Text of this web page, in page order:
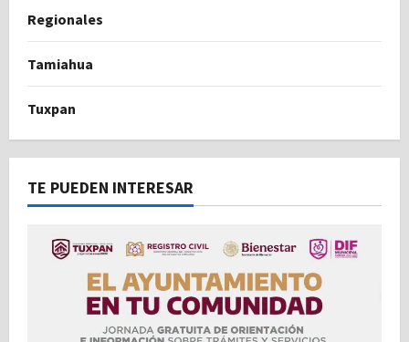
Regionales
Tamiahua
Tuxpan
TE PUEDEN INTERESAR